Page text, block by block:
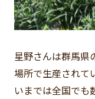
星野さんは群馬県
場所で生産されて
いまでは全国でも